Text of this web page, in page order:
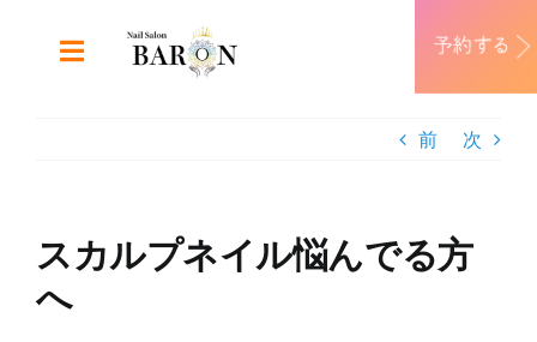
Toggle
MENU
前 次
スカルプネイル悩んでる方
へ